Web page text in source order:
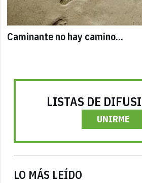
Caminante no hay camino...
LISTAS DE
UNIRME
LO MÁS LEÍDO